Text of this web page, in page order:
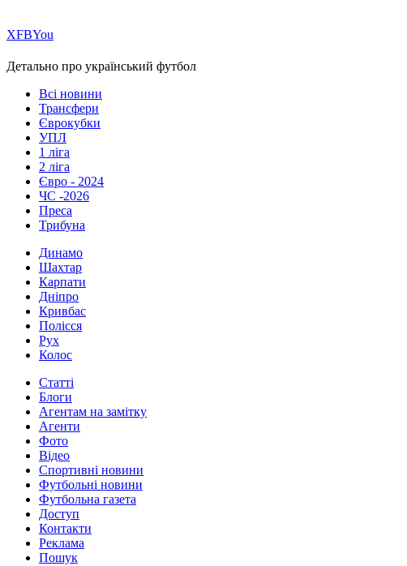
ХFBYou
Детально про український футбол
Всі новини
Трансфери
Єврокубки
УПЛ
1 ліга
2 ліга
Євро - 2024
ЧС -2026
Преса
Трибуна
Динамо
Шахтар
Карпати
Дніпро
Кривбас
Полісся
Рух
Колос
Статті
Блоги
Агентам на замітку
Агенти
Фото
Відео
Спортивні новини
Футбольні новини
Футбольна газета
Доступ
Контакти
Реклама
Пошук